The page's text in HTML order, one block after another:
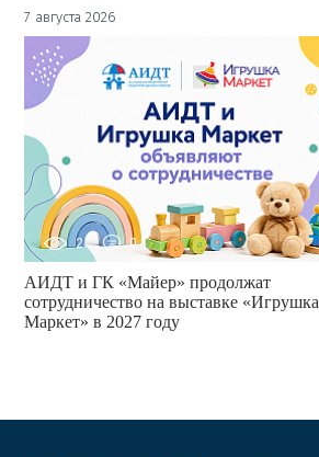
7 августа 2026
2 0
АИДТ и ГК «Майер» продолжат
сотрудничество на выставке «Игрушка
Маркет» в 2027 году